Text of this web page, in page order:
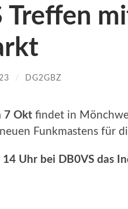
Treffen
/ DG2GBZ
7 Okt findet in
Funkmastens für
Uhr bei DB0VS das